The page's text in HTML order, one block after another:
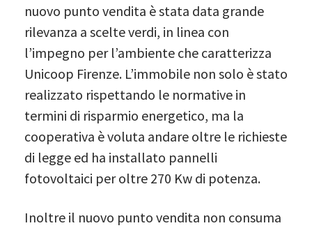
nuovo punto vendita è stata data grande
rilevanza a scelte verdi, in linea con
l’impegno per l’ambiente che caratterizza
Unicoop Firenze. L’immobile non solo è stato
realizzato rispettando le normative in
termini di risparmio energetico, ma la
cooperativa è voluta andare oltre le richieste
di legge ed ha installato pannelli
fotovoltaici per oltre 270 Kw di potenza.
Inoltre il nuovo punto vendita non consuma